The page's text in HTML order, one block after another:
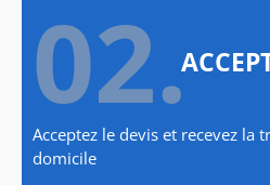
02.
Acceptez le devis et recevez la
domicile